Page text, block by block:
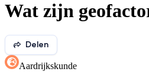
Wat zijn
Delen
Aardrijkskunde